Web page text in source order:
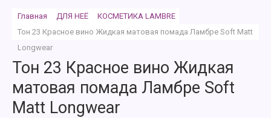
Главная ДЛЯ НЕЁ
КОСМЕТИКА LAMBRE
Тон 23 Красное вино Жидкая матовая помада Ламбре Soft Matt
Longwear
Тон 23 Красное вино Жидкая
матовая помада Ламбре Soft
Matt Longwear